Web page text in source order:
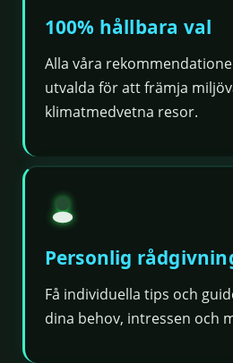
100% hållbara val
Alla våra
utvalda för att främja
klimatmedvetna resor.
Personlig
Få individuella tips och
dina behov, intressen och